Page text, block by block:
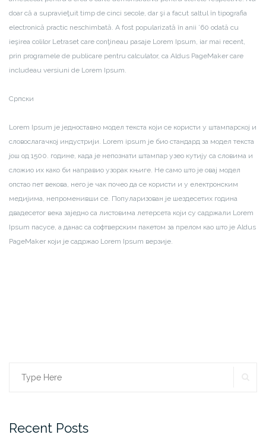
doar că a supravieţuit timp de cinci secole, dar şi a facut saltul în tipografia
electronică practic neschimbată. A fost popularizată în anii ’60 odată cu
ieşirea colilor Letraset care conţineau pasaje Lorem Ipsum, iar mai recent,
prin programele de publicare pentru calculator, ca Aldus PageMaker care
includeau versiuni de Lorem Ipsum.
Српски
Lorem Ipsum је једноставно модел текста који се користи у штампарској и
словослагачкој индустрији. Lorem ipsum је био стандард за модел текста
још од 1500. године, када је непознати штампар узео кутију са словима и
сложио их како би направио узорак књиге. Не само што је овај модел
опстао пет векова, него је чак почео да се користи и у електронским
медијима, непроменивши се. Популаризован је шездесетих година
двадесетог века заједно са листовима летерсета који су садржали Lorem
Ipsum пасусе, а данас са софтверским пакетом за прелом као што је Aldus
PageMaker који је садржао Lorem Ipsum верзије.
Search
Recent Posts